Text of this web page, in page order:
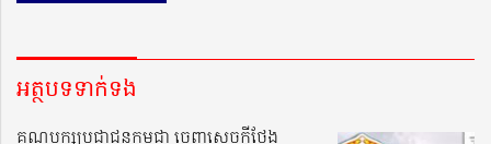
អត្ថបទទាក់ទង
គណបក្សប្រជាជនកម្ពុជា ចេញសេចក្តីថ្លែង